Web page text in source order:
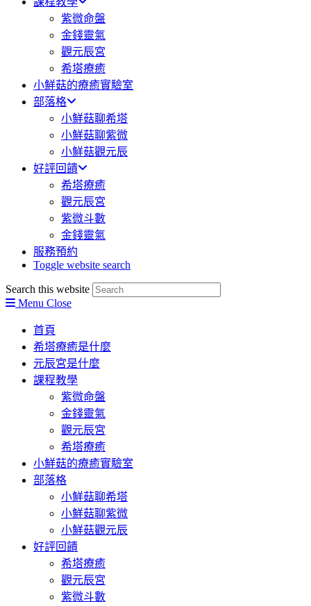
紫微命盤
金錢靈氣
觀元辰宮
希塔療癒
小鮮菇的療癒實驗室
部落格
小鮮菇聊希塔
小鮮菇聊紫微
小鮮菇觀元辰
好評回饋
希塔療癒
觀元辰宮
紫微斗數
金錢靈氣
服務預約
Toggle website search
Search this website
Menu Close
首頁
希塔療癒是什麼
元辰宮是什麼
課程教學
紫微命盤
金錢靈氣
觀元辰宮
希塔療癒
小鮮菇的療癒實驗室
部落格
小鮮菇聊希塔
小鮮菇聊紫微
小鮮菇觀元辰
好評回饋
希塔療癒
觀元辰宮
紫微斗數